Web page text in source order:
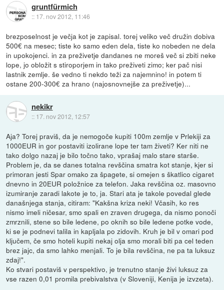
gruntfürmich
:: 17. nov 2012, 11:46
brezposelnost je večja kot je zapisal. torej veliko več družin dobiva
500€ na mesec; tiste ko samo eden dela, tiste ko nobeden ne dela
in upokojenci. in za preživetje dandanes ne moreš več si zbiti neke
lope, jo obložit s stiroporjem in tako preživeti zimo; ker pač nisi
lastnik zemlje. še vedno ti nekdo teži za najemnino! in potem ti
ostane 200-300€ za hrano (najosnovnejše za preživetje)...
nekikr
:: 17. nov 2012, 12:57
Aja? Torej praviš, da je nemogoče kupiti 100m zemlje v Prlekiji za
1000EUR in gor postaviti izolirane lope ter tam živeti? Ker niti ne
tako dolgo nazaj je bilo točno tako, vprašaj malo stare starše.
Problem je, da se danes totalna revščina smatra kot stanje, kjer si
primoran jesti Spar omako za špagete, si omejen s škatlico cigaret
dnevno in 20EUR položnice za telefon. Jaka revščina oz. masovno
izumiranje zaradi lakote je to, ja. Stari ata je takole povedal glede
današnjega stanja, citiram: "Kakšna kriza neki! Včasih, ko res
nismo imeli ničesar, smo spali en zraven drugega, da nismo ponoči
zmrznili, stene so bile ledene, po oknih so bile ledene potke vode,
ki se je podnevi talila in kapljala po zidovih. Kruh je bil v omari pod
ključem, če smo hoteli kupiti nekaj olja smo morali biti pa cel teden
brez jajc, da smo lahko menjali. To je bila revščina, ne pa ta luksuz
zdaj!".
Ko stvari postaviš v perspektivo, je trenutno stanje živi luksuz za
vse razen 0,01 promila prebivalstva (v Sloveniji, Kenija je izvzeta).